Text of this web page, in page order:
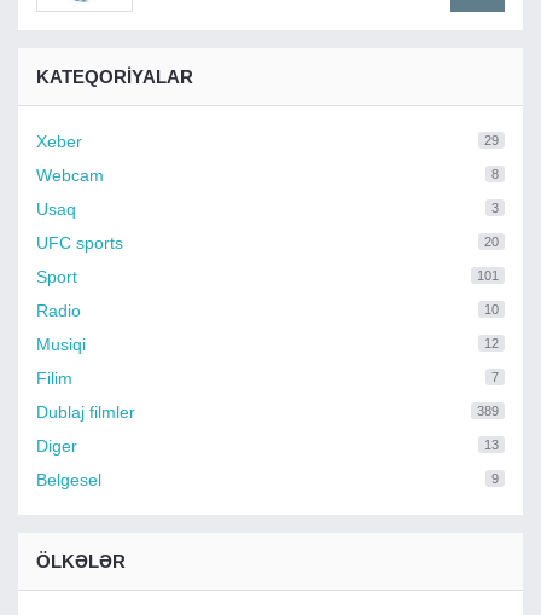
KATEQORIYALAR
Xeber 29
Webcam 8
Usaq 3
UFC sports 20
Sport 101
Radio 10
Musiqi 12
Filim 7
Dublaj filmler 389
Diger 13
Belgesel 9
ÖLKƏLƏR